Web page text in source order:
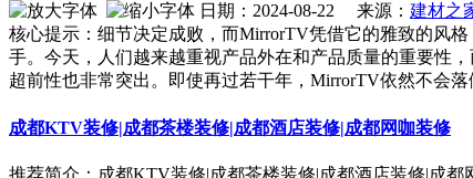
日期：2024-08-22 来源： 建材之
核心提示：细节决定成败，而MirrorTV凭借它的雅致的风
手。今天，人们越来越重视产品外在和产品质量的重要性
超前性也非常突出。即使再过若干年，MirrorTV依然不会落
成都KTV装修|成都茶楼装修|成都酒店装修|成都网咖装修
推荐简介：成都KTV装修|成都茶楼装修|成都酒店装修|成